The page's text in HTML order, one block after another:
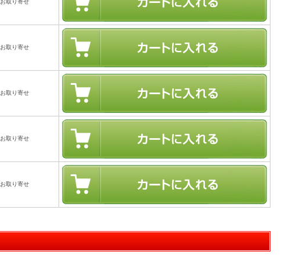
お取り寄せ
お取り寄せ
お取り寄せ
お取り寄せ
お取り寄せ